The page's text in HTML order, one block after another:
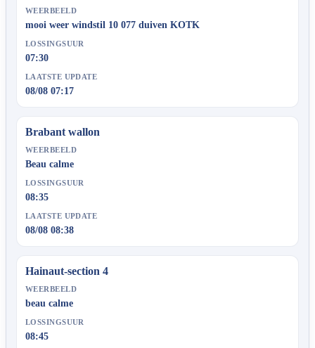
WEERBEELD
mooi weer windstil 10 077 duiven KOTK
LOSSINGSUUR
07:30
LAATSTE UPDATE
08/08 07:17
Brabant wallon
WEERBEELD
Beau calme
LOSSINGSUUR
08:35
LAATSTE UPDATE
08/08 08:38
Hainaut-section 4
WEERBEELD
beau calme
LOSSINGSUUR
08:45